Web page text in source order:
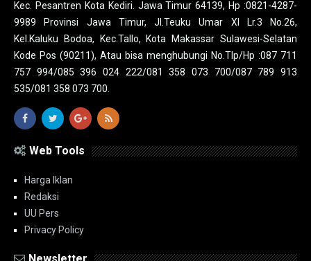
Kec. Pesantren Kota Kediri. Jawa Timur 64139, Hp :0821-4287-
9989 Provinsi Jawa Timur, Jl.Teuku Umar XI Lr.3 No.26,
Kel.Kaluku Bodoa, Kec.Tallo, Kota Makassar Sulawesi-Selatan
Kode Pos (90211), Atau bisa menghubungi No.Tlp/Hp :087 711
757 994/085 396 024 222/081 358 073 700/087 789 913
535/081 358 073 700.
Web Tools
Harga Iklan
Redaksi
UU Pers
Privacy Policy